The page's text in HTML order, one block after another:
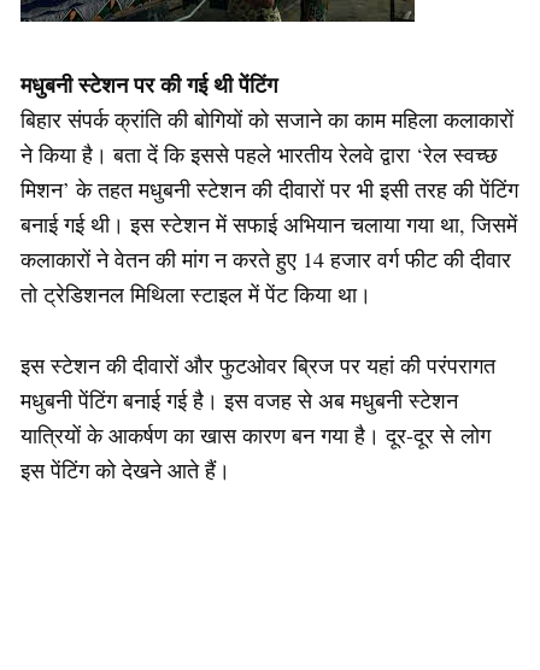
मधुबनी स्टेशन पर की गई थी पेंटिंग
बिहार संपर्क क्रांति की बोगियों को सजाने का काम महिला कलाकारों
ने किया है। बता दें कि इससे पहले भारतीय रेलवे द्वारा ‘रेल स्वच्छ
मिशन’ के तहत मधुबनी स्टेशन की दीवारों पर भी इसी तरह की पेंटिंग
बनाई गई थी। इस स्टेशन में सफाई अभियान चलाया गया था, जिसमें
कलाकारों ने वेतन की मांग न करते हुए 14 हजार वर्ग फीट की दीवार
तो ट्रेडिशनल मिथिला स्टाइल में पेंट किया था।
इस स्टेशन की दीवारों और फुटओवर ब्रिज पर यहां की परंपरागत
मधुबनी पेंटिंग बनाई गई है। इस वजह से अब मधुबनी स्टेशन
यात्रियों के आकर्षण का खास कारण बन गया है। दूर-दूर से लोग
इस पेंटिंग को देखने आते हैं।